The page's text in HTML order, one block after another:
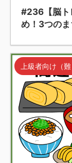
#236【脳ト
め！3つの
上級者向け（難